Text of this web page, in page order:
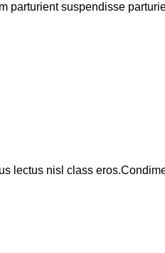
suspendisse
lectus nisl class